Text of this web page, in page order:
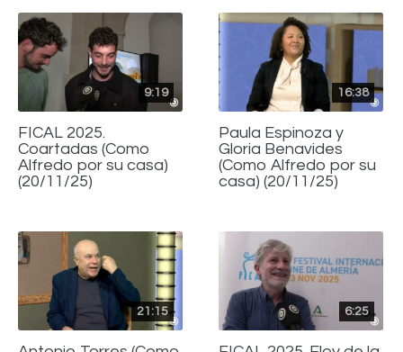
9:19
FICAL 2025.
Coartadas (Como
Alfredo por su casa)
(20/11/25)
16:38
Paula Espinoza y
Gloria Benavides
(Como Alfredo por su
casa) (20/11/25)
21:15 6:25